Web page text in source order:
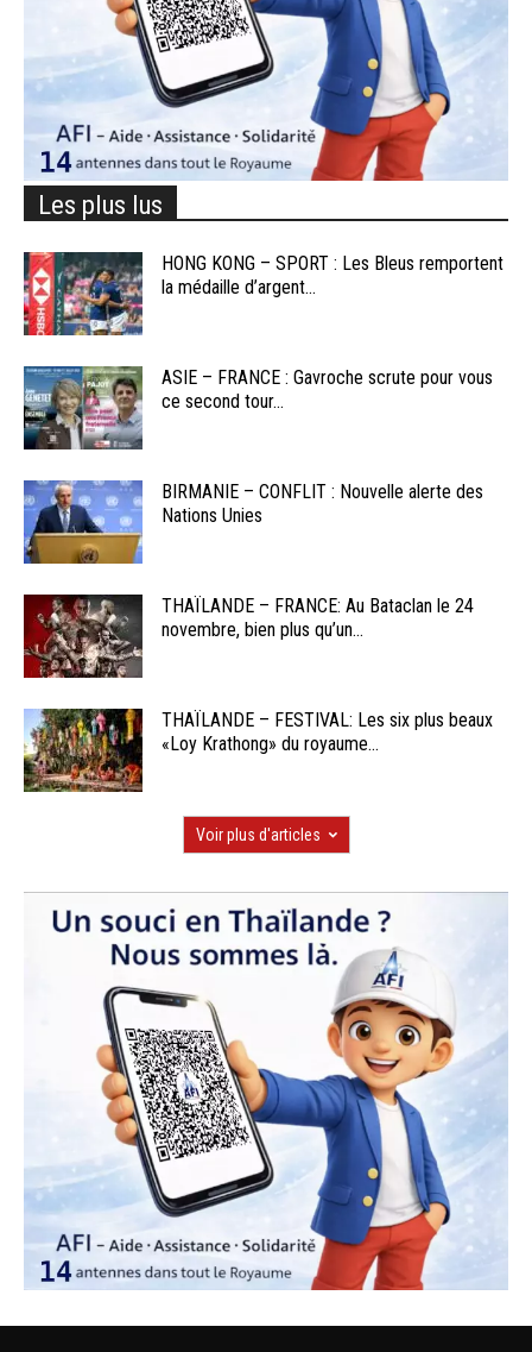
Les plus lus
HONG KONG – SPORT : Les Bleus remportent
la médaille d’argent...
ASIE – FRANCE : Gavroche scrute pour vous
ce second tour...
BIRMANIE – CONFLIT : Nouvelle alerte des
Nations Unies
THAÏLANDE – FRANCE: Au Bataclan le 24
novembre, bien plus qu’un...
THAÏLANDE – FESTIVAL: Les six plus beaux
«Loy Krathong» du royaume...
Voir plus d'articles